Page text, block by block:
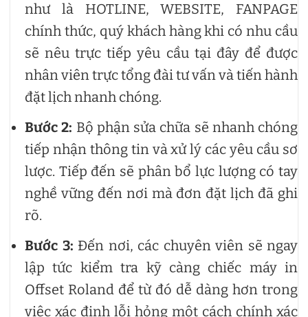
như là HOTLINE, WEBSITE, FANPAGE
chính thức, quý khách hàng khi có nhu cầu
sẽ nêu trực tiếp yêu cầu tại đây để được
nhân viên trực tổng đài tư vấn và tiến hành
đặt lịch nhanh chóng.
Bước 2: Bộ phận sửa chữa sẽ nhanh chóng
tiếp nhận thông tin và xử lý các yêu cầu sơ
lược. Tiếp đến sẽ phân bổ lực lượng có tay
nghề vững đến nơi mà đơn đặt lịch đã ghi
rõ.
Bước 3: Đến nơi, các chuyên viên sẽ ngay
lập tức kiểm tra kỹ càng chiếc máy in
Offset Roland để từ đó dễ dàng hơn trong
việc xác định lỗi hỏng một cách chính xác